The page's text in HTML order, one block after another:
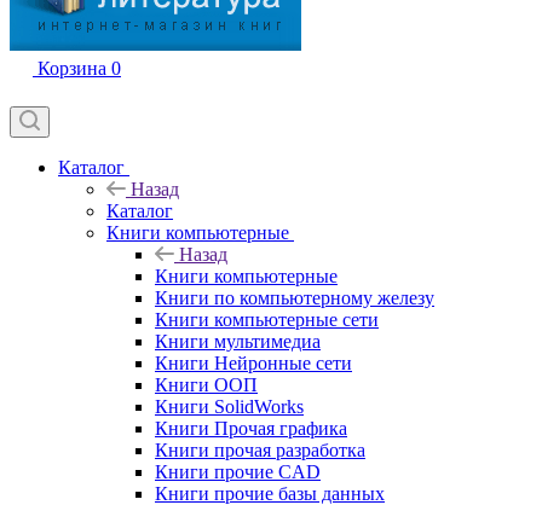
Корзина 0
Каталог
Назад
Каталог
Книги компьютерные
Назад
Книги компьютерные
Книги по компьютерному железу
Книги компьютерные сети
Книги мультимедиа
Книги Нейронные сети
Книги ООП
Книги SolidWorks
Книги Прочая графика
Книги прочая разработка
Книги прочие CAD
Книги прочие базы данных